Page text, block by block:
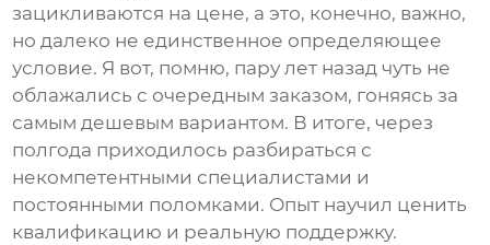
зацикливаются на цене, а это, конечно, важно,
но далеко не единственное определяющее
условие. Я вот, помню, пару лет назад чуть не
облажались с очередным заказом, гоняясь за
самым дешевым вариантом. В итоге, через
полгода приходилось разбираться с
некомпетентными специалистами и
постоянными поломками. Опыт научил ценить
квалификацию и реальную поддержку.